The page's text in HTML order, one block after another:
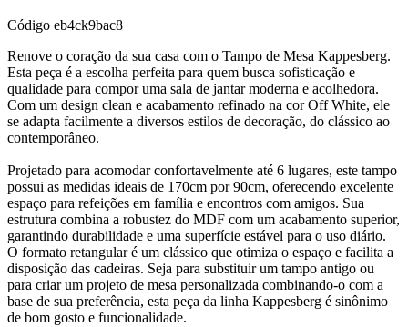
Código eb4ck9bac8
Renove o coração da sua casa com o Tampo de Mesa Kappesberg.
Esta peça é a escolha perfeita para quem busca sofisticação e
qualidade para compor uma sala de jantar moderna e acolhedora.
Com um design clean e acabamento refinado na cor Off White, ele
se adapta facilmente a diversos estilos de decoração, do clássico ao
contemporâneo.
Projetado para acomodar confortavelmente até 6 lugares, este tampo
possui as medidas ideais de 170cm por 90cm, oferecendo excelente
espaço para refeições em família e encontros com amigos. Sua
estrutura combina a robustez do MDF com um acabamento superior,
garantindo durabilidade e uma superfície estável para o uso diário.
O formato retangular é um clássico que otimiza o espaço e facilita a
disposição das cadeiras. Seja para substituir um tampo antigo ou
para criar um projeto de mesa personalizada combinando-o com a
base de sua preferência, esta peça da linha Kappesberg é sinônimo
de bom gosto e funcionalidade.